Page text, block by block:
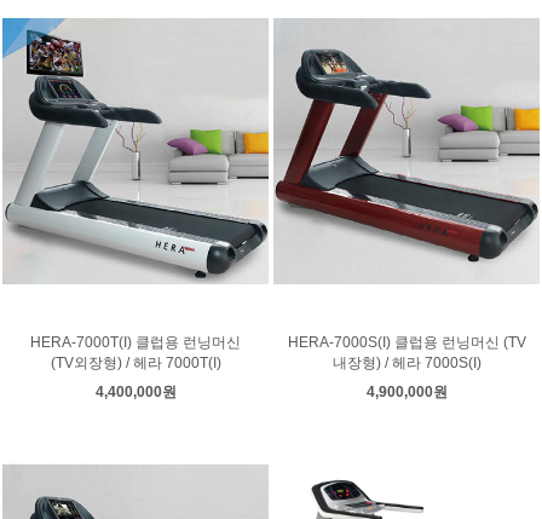
HERA-7000T(I) 클럽용 런닝머신
(TV외장형) / 헤라 7000T(I)
4,400,000원
HERA-7000S(I) 클럽용 런닝머신 (TV
내장형) / 헤라 7000S(I)
4,900,000원